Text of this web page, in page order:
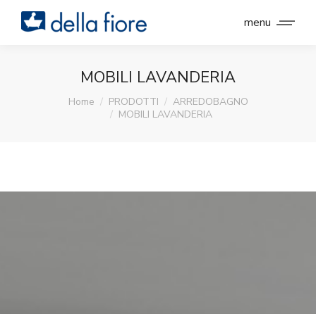
menu
MOBILI LAVANDERIA
You are here:
Home PRODOTTI
ARREDOBAGNO
MOBILI LAVANDERIA